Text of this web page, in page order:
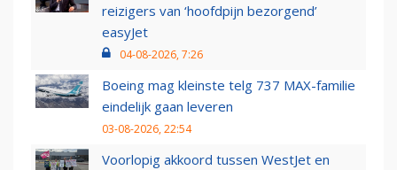
reizigers van ‘hoofdpijn bezorgend’
easyJet
04-08-2026, 7:26
Boeing mag kleinste telg 737 MAX-familie
eindelijk gaan leveren
03-08-2026, 22:54
Voorlopig akkoord tussen WestJet en